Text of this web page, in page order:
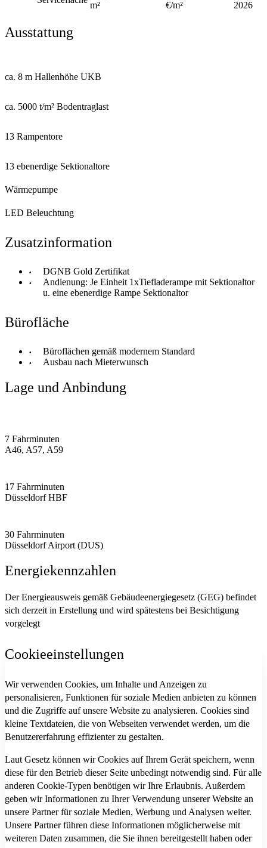
m²
€/m²
2026
Ausstattung
ca. 8 m Hallenhöhe UKB
ca. 5000 t/m² Bodentraglast
13 Rampentore
13 ebenerdige Sektionaltore
Wärmepumpe
LED Beleuchtung
Zusatzinformation
DGNB Gold Zertifikat
Andienung: Je Einheit 1xTiefladerampe mit Sektionaltor
u. eine ebenerdige Rampe Sektionaltor
Bürofläche
Büroflächen gemäß modernem Standard
Ausbau nach Mieterwunsch
Lage und Anbindung
7 Fahrminuten
A46, A57, A59
17 Fahrminuten
Düsseldorf HBF
30 Fahrminuten
Düsseldorf Airport (DUS)
Energiekennzahlen
Der Energieausweis gemäß Gebäudeenergiegesetz (GEG) befindet
sich derzeit in Erstellung und wird spätestens bei Besichtigung
vorgelegt
Cookieeinstellungen
Wir verwenden Cookies, um Inhalte und Anzeigen zu
personalisieren, Funktionen für soziale Medien anbieten zu können
und die Zugriffe auf unsere Website zu analysieren. Cookies sind
kleine Textdateien, die von Webseiten verwendet werden, um die
Benutzererfahrung effizienter zu gestalten.
Laut Gesetz können wir Cookies auf Ihrem Gerät speichern, wenn
diese für den Betrieb dieser Seite unbedingt notwendig sind. Für alle
anderen Cookie-Typen benötigen wir Ihre Erlaubnis. Außerdem
geben wir Informationen zu Ihrer Verwendung unserer Website an
unsere Partner für soziale Medien, Werbung und Analysen weiter.
Unsere Partner führen diese Informationen möglicherweise mit
weiteren Daten zusammen, die Sie ihnen bereitgestellt haben oder